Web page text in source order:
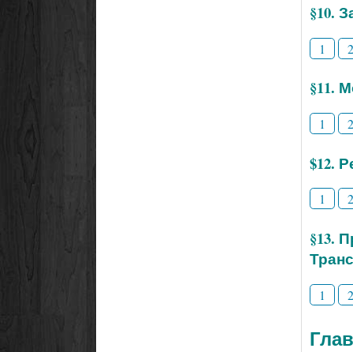
§10.
1 2
§11.
1 2
$12.
1 2
§13.
1 2